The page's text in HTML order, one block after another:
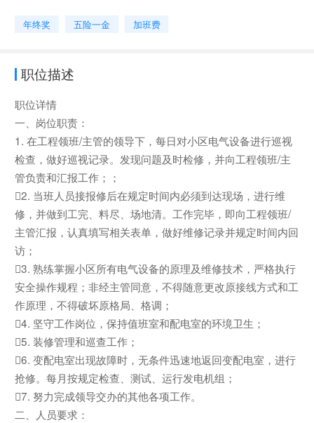
年终奖 五险一金 加班费
职位描述
职位详情
一、岗位职责：
1. 在工程领班/主管的领导下，每日对小区电气设备进行巡视
检查，做好巡视记录。发现问题及时检修，并向工程领班/主
管负责和汇报工作；；
2. 当班人员接报修后在规定时间内必须到达现场，进行维
修，并做到工完、料尽、场地清。工作完毕，即向工程领班/
主管汇报，认真填写相关表单，做好维修记录并规定时间内回
访；
3. 熟练掌握小区所有电气设备的原理及维修技术，严格执行
安全操作规程；非经主管同意，不得随意更改原接线方式和工
作原理，不得破坏原格局、格调；
4. 坚守工作岗位，保持值班室和配电室的环境卫生；
5. 装修管理和巡查工作；
6. 变配电室出现故障时，无条件迅速地返回变配电室，进行
抢修。每月按规定检查、测试、运行发电机组；
7. 努力完成领导交办的其他各项工作。
二、人员要求：